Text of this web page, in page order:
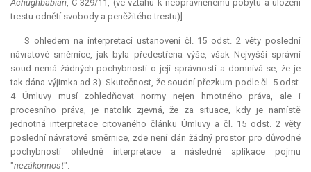
Achughbabian, C-329/11, (ve vztahu k neoprávněnému pobytu a uložení
trestu odnětí svobody a peněžitého trestu)].
S ohledem na interpretaci ustanovení čl. 15 odst. 2 věty poslední
návratové směrnice, jak byla předestřena výše, však Nejvyšší správní
soud nemá žádných pochybností o její správnosti a domnívá se, že je
tak dána výjimka ad 3). Skutečnost, že soudní přezkum podle čl. 5 odst.
4 Úmluvy musí zohledňovat normy nejen hmotného práva, ale i
procesního práva, je natolik zjevná, že za situace, kdy je namístě
jednotná interpretace citovaného článku Úmluvy a čl. 15 odst. 2 věty
poslední návratové směrnice, zde není dán žádný prostor pro důvodné
pochybnosti ohledně interpretacea následné aplikace pojmu
"nezákonnost".